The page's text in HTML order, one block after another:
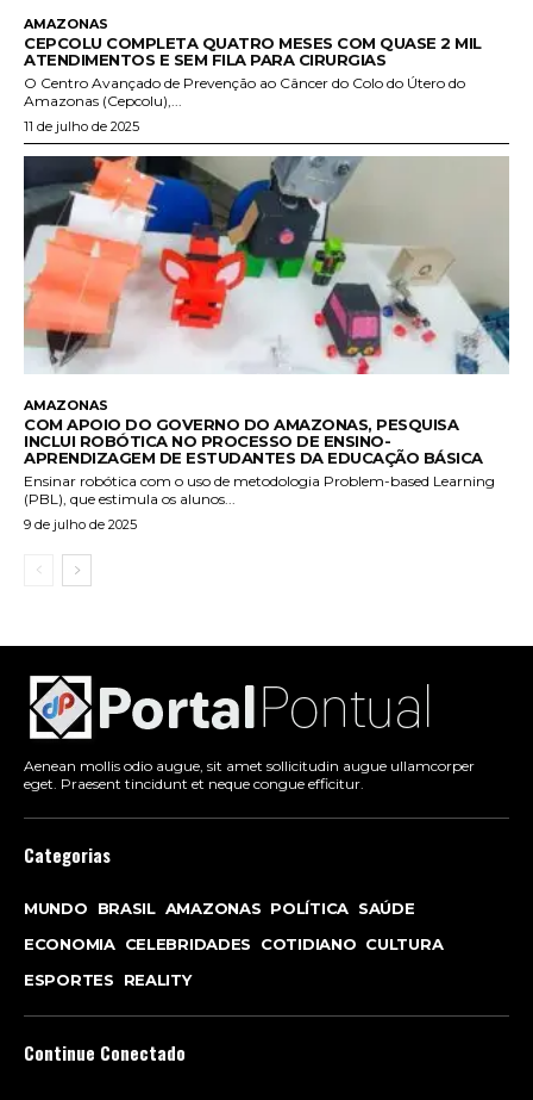
AMAZONAS
CEPCOLU COMPLETA QUATRO MESES COM QUASE 2 MIL
ATENDIMENTOS E SEM FILA PARA CIRURGIAS
O Centro Avançado de Prevenção ao Câncer do Colo do Útero do
Amazonas (Cepcolu),...
11 de julho de 2025
AMAZONAS
COM APOIO DO GOVERNO DO AMAZONAS, PESQUISA
INCLUI ROBÓTICA NO PROCESSO DE ENSINO-
APRENDIZAGEM DE ESTUDANTES DA EDUCAÇÃO BÁSICA
Ensinar robótica com o uso de metodologia Problem-based Learning
(PBL), que estimula os alunos...
9 de julho de 2025
Aenean mollis odio augue, sit amet sollicitudin augue ullamcorper
eget. Praesent tincidunt et neque congue efficitur.
Categorias
MUNDO BRASIL AMAZONAS POLÍTICA SAÚDE
ECONOMIA CELEBRIDADES COTIDIANO CULTURA
ESPORTES
REALITY
Continue Conectado